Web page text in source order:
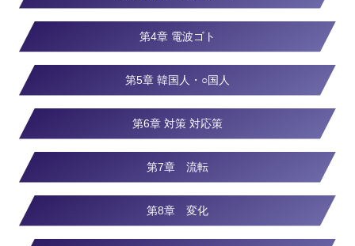
第4章 電波ゴト
第5章 韓国人・○国人
第6章 対策 対応策
第7章 流転
第8章 変化